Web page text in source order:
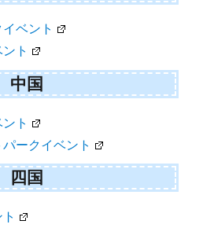
ベント
ト
中国
ト
ークイベント
四国